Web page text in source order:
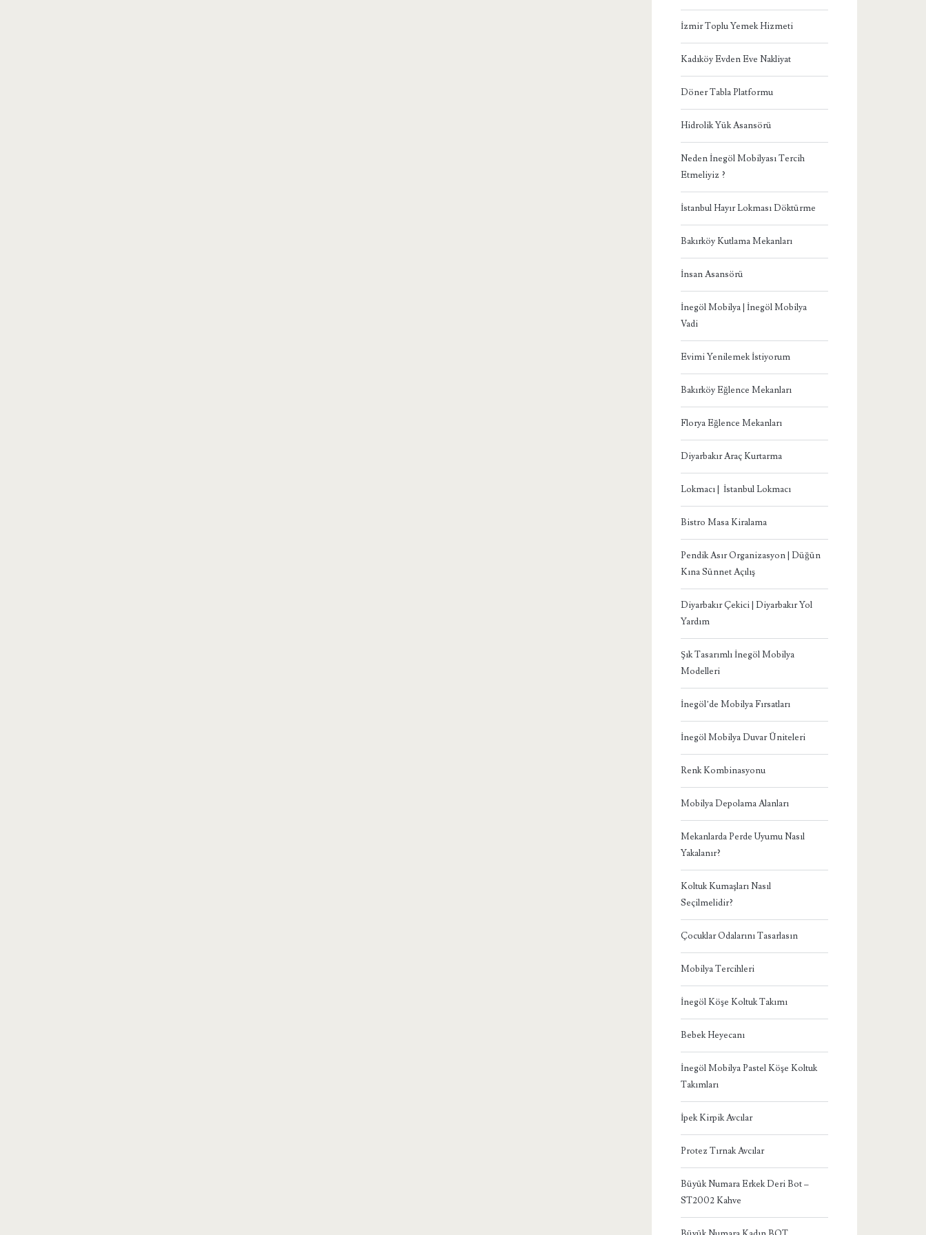
İzmir Toplu Yemek Hizmeti
Kadıköy Evden Eve Nakliyat
Döner Tabla Platformu
Hidrolik Yük Asansörü
Neden İnegöl Mobilyası Tercih
Etmeliyiz ?
İstanbul Hayır Lokması Döktürme
Bakırköy Kutlama Mekanları
İnsan Asansörü
İnegöl Mobilya | İnegöl Mobilya
Vadi
Evimi Yenilemek İstiyorum
Bakırköy Eğlence Mekanları
Florya Eğlence Mekanları
Diyarbakır Araç Kurtarma
Lokmacı | İstanbul Lokmacı
Bistro Masa Kiralama
Pendik Asır Organizasyon | Düğün
Kına Sünnet Açılış
Diyarbakır Çekici | Diyarbakır Yol
Yardım
Şık Tasarımlı İnegöl Mobilya
Modelleri
İnegöl’de Mobilya Fırsatları
İnegöl Mobilya Duvar Üniteleri
Renk Kombinasyonu
Mobilya Depolama Alanları
Mekanlarda Perde Uyumu Nasıl
Yakalanır?
Koltuk Kumaşları Nasıl
Seçilmelidir?
Çocuklar Odalarını Tasarlasın
Mobilya Tercihleri
İnegöl Köşe Koltuk Takımı
Bebek Heyecanı
İnegöl Mobilya Pastel Köşe Koltuk
Takımları
İpek Kirpik Avcılar
Protez Tırnak Avcılar
Büyük Numara Erkek Deri Bot –
ST2002 Kahve